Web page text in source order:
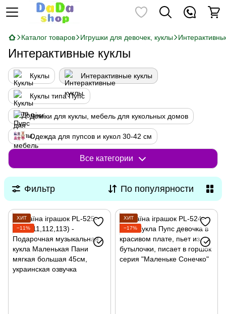
Каталог товаров Игрушки для девочек, куклы
Интерактивные куклы
Куклы Интерактивные куклы
Куклы типа Пупс
Доміки для куклы, мебель для кукольных домов
Одежда для пупсов и кукол 30-42 см
Детские трюмо, игры в парикмахера, шкатулки
Интерактивные животные, Собачки в сумочке и на поводке ходят
Игровые кухни, посудка, продукты
Игровые наборы магазины, кассы
Игрушечная бытовая техника, наборы для уборки
Все категории
Фильтр По популярности
ХИТ
−11%
ХИТ
−17%